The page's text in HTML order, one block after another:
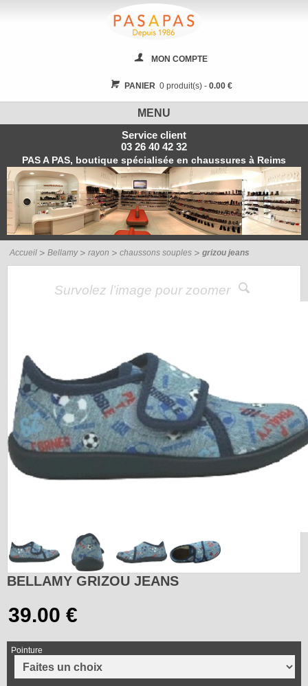
MON COMPTE
PANIER0 produit(s) - 0.00 €
MENU
Service client
03 26 40 42 32
PAS A PAS, boutique spécialisée en chaussures à Reims
Accueil Bellamy rayon chaussons souples grizou jeans
Survolez l’image pour zoomer
BELLAMY GRIZOU JEANS
Pointure